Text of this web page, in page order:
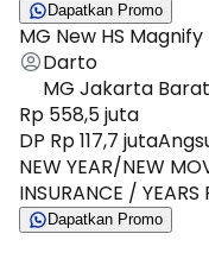
Dapatkan Promo
MG New HS Magnify
Darto
MG Jakarta
Rp 558,5 juta
DP Rp 117,7 juta
NEW YEAR/NEW
INSURANCE / YEARS
Dapatkan Promo